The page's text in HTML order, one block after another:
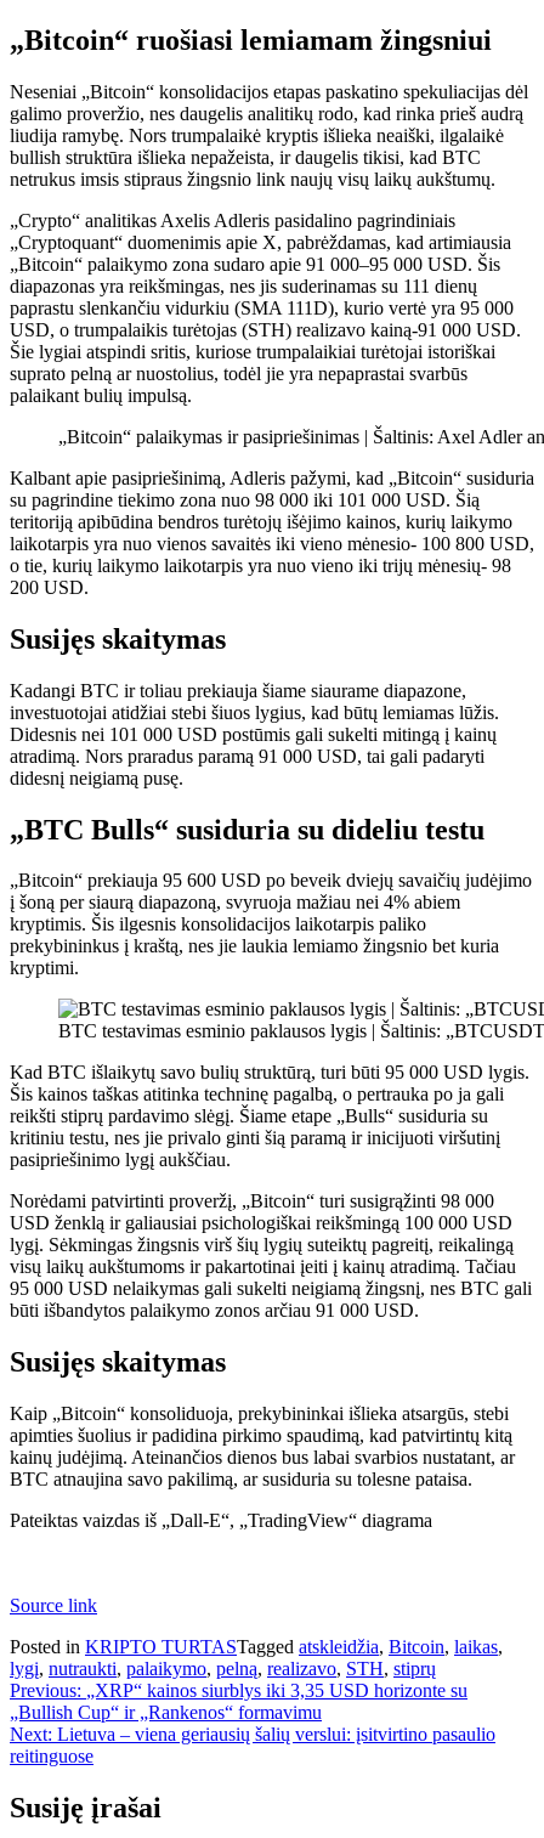
„Bitcoin“ ruošiasi lemiamam žingsniui
Neseniai „Bitcoin“ konsolidacijos etapas paskatino spekuliacijas dėl
galimo proveržio, nes daugelis analitikų rodo, kad rinka prieš audrą
liudija ramybę. Nors trumpalaikė kryptis išlieka neaiški, ilgalaikė
bullish struktūra išlieka nepažeista, ir daugelis tikisi, kad BTC
netrukus imsis stipraus žingsnio link naujų visų laikų aukštumų.
„Crypto“ analitikas Axelis Adleris pasidalino pagrindiniais
„Cryptoquant“ duomenimis apie X, pabrėždamas, kad artimiausia
„Bitcoin“ palaikymo zona sudaro apie 91 000–95 000 USD. Šis
diapazonas yra reikšmingas, nes jis suderinamas su 111 dienų
paprastu slenkančiu vidurkiu (SMA 111D), kurio vertė yra 95 000
USD, o trumpalaikis turėtojas (STH) realizavo kainą-91 000 USD.
Šie lygiai atspindi sritis, kuriose trumpalaikiai turėtojai istoriškai
suprato pelną ar nuostolius, todėl jie yra nepaprastai svarbūs
palaikant bulių impulsą.
„Bitcoin“ palaikymas ir pasipriešinimas | Šaltinis: Axel Adler
Kalbant apie pasipriešinimą, Adleris pažymi, kad „Bitcoin“ susiduria
su pagrindine tiekimo zona nuo 98 000 iki 101 000 USD. Šią
teritoriją apibūdina bendros turėtojų išėjimo kainos, kurių laikymo
laikotarpis yra nuo vienos savaitės iki vieno mėnesio- 100 800 USD,
o tie, kurių laikymo laikotarpis yra nuo vieno iki trijų mėnesių- 98
200 USD.
Susijęs skaitymas
Kadangi BTC ir toliau prekiauja šiame siaurame diapazone,
investuotojai atidžiai stebi šiuos lygius, kad būtų lemiamas lūžis.
Didesnis nei 101 000 USD postūmis gali sukelti mitingą į kainų
atradimą. Nors praradus paramą 91 000 USD, tai gali padaryti
didesnį neigiamą pusę.
„BTC Bulls“ susiduria su dideliu testu
„Bitcoin“ prekiauja 95 600 USD po beveik dviejų savaičių judėjimo
į šoną per siaurą diapazoną, svyruoja mažiau nei 4% abiem
kryptimis. Šis ilgesnis konsolidacijos laikotarpis paliko
prekybininkus į kraštą, nes jie laukia lemiamo žingsnio bet kuria
kryptimi.
BTC testavimas esminio paklausos lygis | Šaltinis:
Kad BTC išlaikytų savo bulių struktūrą, turi būti 95 000 USD lygis.
Šis kainos taškas atitinka techninę pagalbą, o pertrauka po ja gali
reikšti stiprų pardavimo slėgį. Šiame etape „Bulls“ susiduria su
kritiniu testu, nes jie privalo ginti šią paramą ir inicijuoti viršutinį
pasipriešinimo lygį aukščiau.
Norėdami patvirtinti proveržį, „Bitcoin“ turi susigrąžinti 98 000
USD ženklą ir galiausiai psichologiškai reikšmingą 100 000 USD
lygį. Sėkmingas žingsnis virš šių lygių suteiktų pagreitį, reikalingą
visų laikų aukštumoms ir pakartotinai įeiti į kainų atradimą. Tačiau
95 000 USD nelaikymas gali sukelti neigiamą žingsnį, nes BTC gali
būti išbandytos palaikymo zonos arčiau 91 000 USD.
Susijęs skaitymas
Kaip „Bitcoin“ konsoliduoja, prekybininkai išlieka atsargūs, stebi
apimties šuolius ir padidina pirkimo spaudimą, kad patvirtintų kitą
kainų judėjimą. Ateinančios dienos bus labai svarbios nustatant, ar
BTC atnaujina savo pakilimą, ar susiduria su tolesne pataisa.
Pateiktas vaizdas iš „Dall-E“, „TradingView“ diagrama
Source link
Posted in KRIPTO TURTASTagged atskleidžia, Bitcoin, laikas,
lygį, nutraukti, palaikymo, pelną, realizavo, STH, stiprų
Navigacija
tarp
įrašų
Previous: „XRP“ kainos siurblys iki 3,35 USD horizonte su
„Bullish Cup“ ir „Rankenos“ formavimu
Next: Lietuva – viena geriausių šalių verslui: įsitvirtino pasaulio
reitinguose
Susiję įrašai